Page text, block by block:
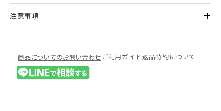
注意事項
商品についてのお問い合わせ ご利用ガイド返品特約について